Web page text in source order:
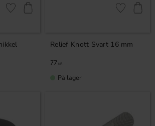
Lagre som favoritt
Relief Knott Svart 16 mm
77 KR
Lagre som
På lager